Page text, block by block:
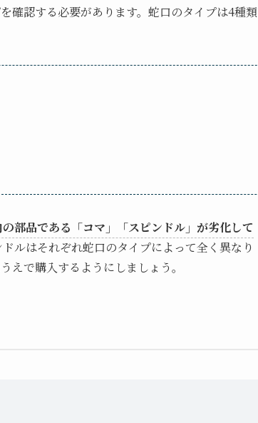
確認する必要があります。蛇口のタイプは4種類
部品である「コマ」「スピンドル」が劣化して
ルはそれぞれ蛇口のタイプによって全く異なり
えで購入するようにしましょう。